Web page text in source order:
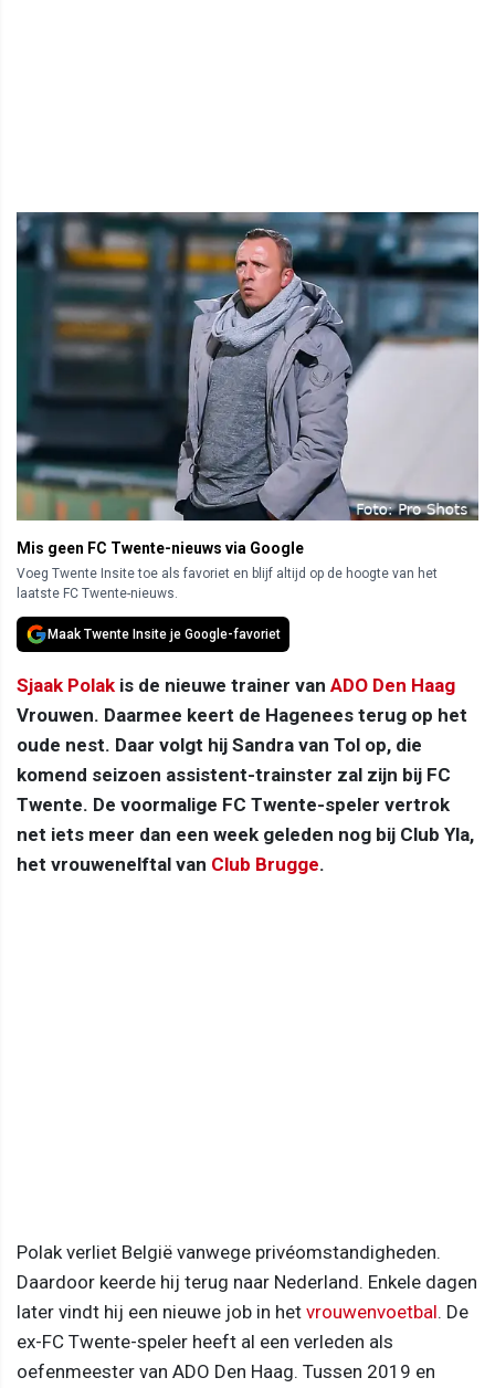
Mis geen FC Twente-nieuws via Google
Voeg Twente Insite toe als favoriet en blijf altijd op de hoogte van het
laatste FC Twente-nieuws.
Maak Twente Insite je Google-favoriet
Sjaak Polak is de nieuwe trainer van ADO Den Haag
Vrouwen. Daarmee keert de Hagenees terug op het
oude nest. Daar volgt hij Sandra van Tol op, die
komend seizoen assistent-trainster zal zijn bij FC
Twente. De voormalige FC Twente-speler vertrok
net iets meer dan een week geleden nog bij Club Yla,
het vrouwenelftal van Club Brugge.
Polak verliet België vanwege privéomstandigheden.
Daardoor keerde hij terug naar Nederland. Enkele dagen
later vindt hij een nieuwe job in het vrouwenvoetbal. De
ex-FC Twente-speler heeft al een verleden als
oefenmeester van ADO Den Haag. Tussen 2019 en